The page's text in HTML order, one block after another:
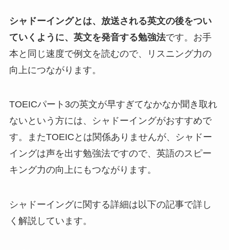
シャドーイングとは、放送される英文の後をつい
ていくように、英文を発音する勉強法です。お手
本と同じ速度で例文を読むので、リスニング力の
向上につながります。
TOEICパート3の英文が早すぎてなかなか聞き取れ
ないという方には、シャドーイングがおすすめで
す。またTOEICとは関係ありませんが、シャドー
イングは声を出す勉強法ですので、英語のスピー
キング力の向上にもつながります。
シャドーイングに関する詳細は以下の記事で詳し
く解説しています。